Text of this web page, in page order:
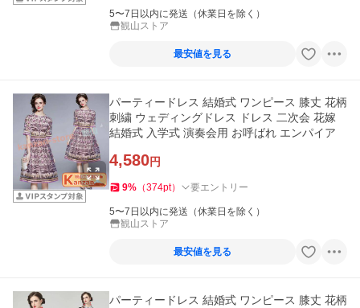
5〜7日以内に発送（休業日を除く）
観山ストア
最安値を見る
パーティードレス 結婚式 ワンピース 膝丈 花柄
刺繍 ウェディングドレス ドレス 二次会 花嫁
結婚式 入学式 演奏会用 お呼ばれ エンパイア
4,580円
9% （374pt） 要エントリー
5〜7日以内に発送（休業日を除く）
観山ストア
最安値を見る
パーティードレス 結婚式 ワンピース 膝丈 花柄